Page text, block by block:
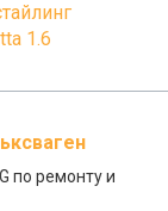
1.6
по ремонту и